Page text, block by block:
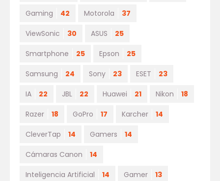
Gaming 42 Motorola 37
ViewSonic 30 ASUS 25
Smartphone 25 Epson 25
Samsung 24 Sony 23 ESET 23
IA 22 JBL 22 Huawei 21 Nikon 18
Razer 18 GoPro 17 Karcher 14
CleverTap 14 Gamers 14
Cámaras Canon 14
Inteligencia Artificial 14 Gamer 13